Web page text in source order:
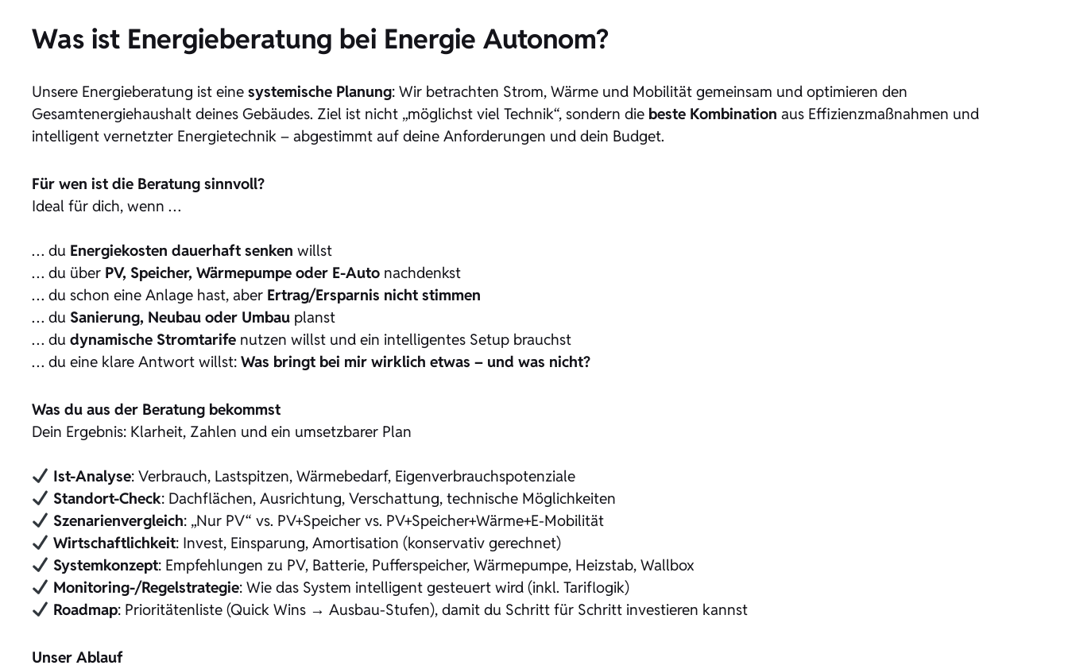
Was ist Energieberatung bei Energie Autonom?
Unsere Energieberatung ist eine systemische Planung: Wir betrachten Strom, Wärme und Mobilität gemeinsam und optimieren den
Gesamtenergiehaushalt deines Gebäudes. Ziel ist nicht „möglichst viel Technik“, sondern die beste Kombination aus Effizienzmaßnahmen und
intelligent vernetzter Energietechnik – abgestimmt auf deine Anforderungen und dein Budget.
Für wen ist die Beratung sinnvoll?
Ideal für dich, wenn …
… du Energiekosten dauerhaft senken willst
… du über PV, Speicher, Wärmepumpe oder E-Auto nachdenkst
… du schon eine Anlage hast, aber Ertrag/Ersparnis nicht stimmen
… du Sanierung, Neubau oder Umbau planst
… du dynamische Stromtarife nutzen willst und ein intelligentes Setup brauchst
… du eine klare Antwort willst: Was bringt bei mir wirklich etwas – und was nicht?
Was du aus der Beratung bekommst
Dein Ergebnis: Klarheit, Zahlen und ein umsetzbarer Plan
Ist-Analyse: Verbrauch, Lastspitzen, Wärmebedarf, Eigenverbrauchspotenziale
Standort-Check: Dachflächen, Ausrichtung, Verschattung, technische Möglichkeiten
Szenarienvergleich: „Nur PV“ vs. PV+Speicher vs. PV+Speicher+Wärme+E-Mobilität
Wirtschaftlichkeit: Invest, Einsparung, Amortisation (konservativ gerechnet)
Systemkonzept: Empfehlungen zu PV, Batterie, Pufferspeicher, Wärmepumpe, Heizstab, Wallbox
Monitoring-/Regelstrategie: Wie das System intelligent gesteuert wird (inkl. Tariflogik)
Roadmap: Prioritätenliste (Quick Wins → Ausbau-Stufen), damit du Schritt für Schritt investieren kannst
Unser Ablauf